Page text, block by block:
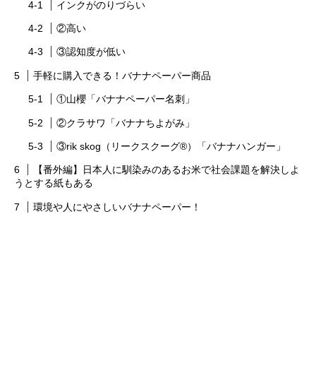
インクがのりづらい
②高い
③認知度が低い
手軽に購入できる！バナナペーパー商品
①山櫻「バナナペーパー名刺」
②クラサワ「バナナちよがみ」
③rik skog（リークスクーグ®）「バナナハンガー」
【番外編】日本人に馴染みのあるお米で社会課題を解決しよ
うとする紙もある
環境や人にやさしいバナナペーパー！